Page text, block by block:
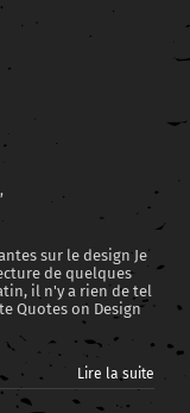
,
sur le design Je
de quelques
il n'y a rien de tel
Quotes on Design
Lire la suite